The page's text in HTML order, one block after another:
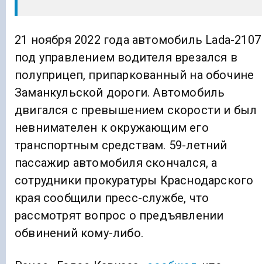
21 ноября 2022 года автомобиль Lada-2107
под управлением водителя врезался в
полуприцеп, припаркованный на обочине
Заманкульской дороги. Автомобиль
двигался с превышением скорости и был
невнимателен к окружающим его
транспортным средствам. 59-летний
пассажир автомобиля скончался, а
сотрудники прокуратуры Краснодарского
края сообщили пресс-службе, что
рассмотрят вопрос о предъявлении
обвинений кому-либо.